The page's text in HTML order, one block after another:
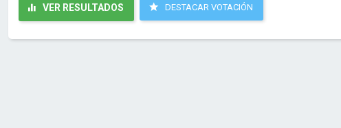
VER RESULTADOS DESTACAR VOTACIÓN